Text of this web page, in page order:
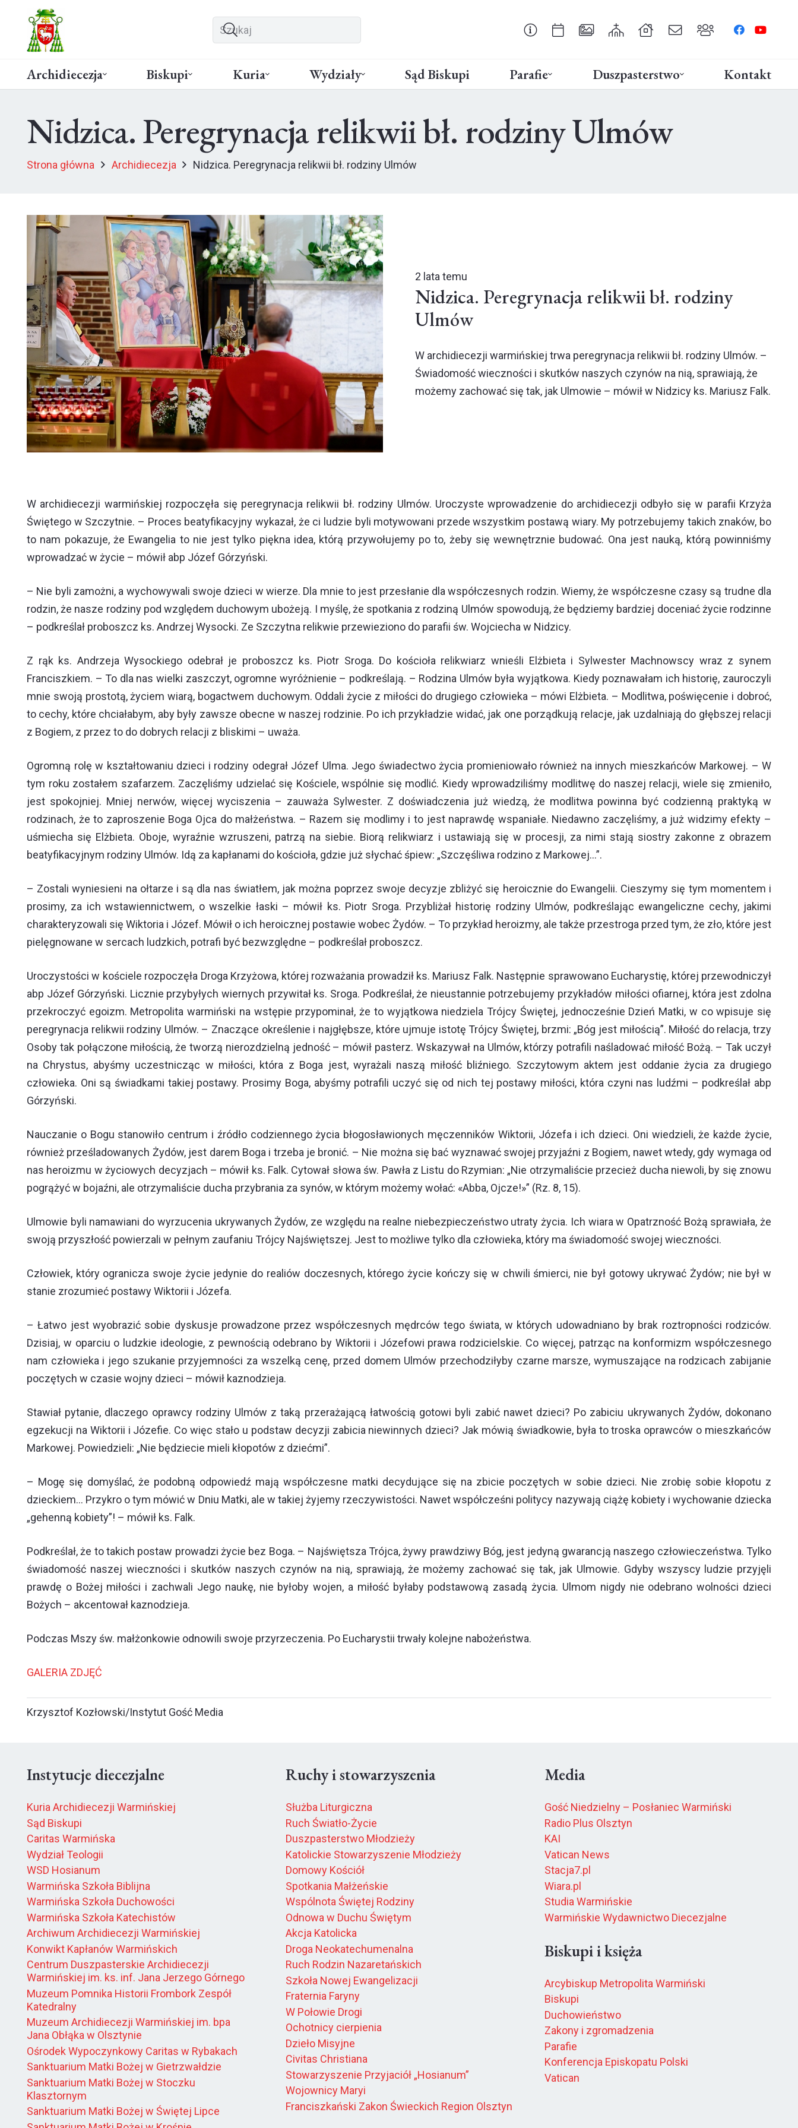
Archidiecezja Biskupi Kuria Wydziały Sąd Biskupi Parafie Duszpasterstwo Kontakt
Nidzica. Peregrynacja relikwii bł. rodziny Ulmów
Strona główna Archidiecezja Nidzica. Peregrynacja relikwii bł. rodziny Ulmów
2 lata temu
Nidzica. Peregrynacja relikwii bł. rodziny
Ulmów
W archidiecezji warmińskiej trwa peregrynacja relikwii bł. rodziny Ulmów. –
Świadomość wieczności i skutków naszych czynów na nią, sprawiają, że
możemy zachować się tak, jak Ulmowie – mówił w Nidzicy ks. Mariusz Falk.
W archidiecezji warmińskiej rozpoczęła się peregrynacja relikwii bł. rodziny Ulmów. Uroczyste wprowadzenie do archidiecezji odbyło się w parafii Krzyża
Świętego w Szczytnie. – Proces beatyfikacyjny wykazał, że ci ludzie byli motywowani przede wszystkim postawą wiary. My potrzebujemy takich znaków, bo
to nam pokazuje, że Ewangelia to nie jest tylko piękna idea, którą przywołujemy po to, żeby się wewnętrznie budować. Ona jest nauką, którą powinniśmy
wprowadzać w życie – mówił abp Józef Górzyński.
– Nie byli zamożni, a wychowywali swoje dzieci w wierze. Dla mnie to jest przesłanie dla współczesnych rodzin. Wiemy, że współczesne czasy są trudne dla
rodzin, że nasze rodziny pod względem duchowym ubożeją. I myślę, że spotkania z rodziną Ulmów spowodują, że będziemy bardziej doceniać życie rodzinne
– podkreślał proboszcz ks. Andrzej Wysocki. Ze Szczytna relikwie przewieziono do parafii św. Wojciecha w Nidzicy.
Z rąk ks. Andrzeja Wysockiego odebrał je proboszcz ks. Piotr Sroga. Do kościoła relikwiarz wnieśli Elżbieta i Sylwester Machnowscy wraz z synem
Franciszkiem. – To dla nas wielki zaszczyt, ogromne wyróżnienie – podkreślają. – Rodzina Ulmów była wyjątkowa. Kiedy poznawałam ich historię, zauroczyli
mnie swoją prostotą, życiem wiarą, bogactwem duchowym. Oddali życie z miłości do drugiego człowieka – mówi Elżbieta. – Modlitwa, poświęcenie i dobroć,
to cechy, które chciałabym, aby były zawsze obecne w naszej rodzinie. Po ich przykładzie widać, jak one porządkują relacje, jak uzdalniają do głębszej relacji
z Bogiem, z przez to do dobrych relacji z bliskimi – uważa.
Ogromną rolę w kształtowaniu dzieci i rodziny odegrał Józef Ulma. Jego świadectwo życia promieniowało również na innych mieszkańców Markowej. – W
tym roku zostałem szafarzem. Zaczęliśmy udzielać się Kościele, wspólnie się modlić. Kiedy wprowadziliśmy modlitwę do naszej relacji, wiele się zmieniło,
jest spokojniej. Mniej nerwów, więcej wyciszenia – zauważa Sylwester. Z doświadczenia już wiedzą, że modlitwa powinna być codzienną praktyką w
rodzinach, że to zaproszenie Boga Ojca do małżeństwa. – Razem się modlimy i to jest naprawdę wspaniałe. Niedawno zaczęliśmy, a już widzimy efekty –
uśmiecha się Elżbieta. Oboje, wyraźnie wzruszeni, patrzą na siebie. Biorą relikwiarz i ustawiają się w procesji, za nimi stają siostry zakonne z obrazem
beatyfikacyjnym rodziny Ulmów. Idą za kapłanami do kościoła, gdzie już słychać śpiew: „Szczęśliwa rodzino z Markowej…”.
– Zostali wyniesieni na ołtarze i są dla nas światłem, jak można poprzez swoje decyzje zbliżyć się heroicznie do Ewangelii. Cieszymy się tym momentem i
prosimy, za ich wstawiennictwem, o wszelkie łaski – mówił ks. Piotr Sroga. Przybliżał historię rodziny Ulmów, podkreślając ewangeliczne cechy, jakimi
charakteryzowali się Wiktoria i Józef. Mówił o ich heroicznej postawie wobec Żydów. – To przykład heroizmy, ale także przestroga przed tym, że zło, które jest
pielęgnowane w sercach ludzkich, potrafi być bezwzględne – podkreślał proboszcz.
Uroczystości w kościele rozpoczęła Droga Krzyżowa, której rozważania prowadził ks. Mariusz Falk. Następnie sprawowano Eucharystię, której przewodniczył
abp Józef Górzyński. Licznie przybyłych wiernych przywitał ks. Sroga. Podkreślał, że nieustannie potrzebujemy przykładów miłości ofiarnej, która jest zdolna
przekroczyć egoizm. Metropolita warmiński na wstępie przypominał, że to wyjątkowa niedziela Trójcy Świętej, jednocześnie Dzień Matki, w co wpisuje się
peregrynacja relikwii rodziny Ulmów. – Znaczące określenie i najgłębsze, które ujmuje istotę Trójcy Świętej, brzmi: „Bóg jest miłością”. Miłość do relacja, trzy
Osoby tak połączone miłością, że tworzą nierozdzielną jedność – mówił pasterz. Wskazywał na Ulmów, którzy potrafili naśladować miłość Bożą. – Tak uczył
na Chrystus, abyśmy uczestnicząc w miłości, która z Boga jest, wyrażali naszą miłość bliźniego. Szczytowym aktem jest oddanie życia za drugiego
człowieka. Oni są świadkami takiej postawy. Prosimy Boga, abyśmy potrafili uczyć się od nich tej postawy miłości, która czyni nas ludźmi – podkreślał abp
Górzyński.
Nauczanie o Bogu stanowiło centrum i źródło codziennego życia błogosławionych męczenników Wiktorii, Józefa i ich dzieci. Oni wiedzieli, że każde życie,
również prześladowanych Żydów, jest darem Boga i trzeba je bronić. – Nie można się bać wyznawać swojej przyjaźni z Bogiem, nawet wtedy, gdy wymaga od
nas heroizmu w życiowych decyzjach – mówił ks. Falk. Cytował słowa św. Pawła z Listu do Rzymian: „Nie otrzymaliście przecież ducha niewoli, by się znowu
pogrążyć w bojaźni, ale otrzymaliście ducha przybrania za synów, w którym możemy wołać: «Abba, Ojcze!»” (Rz. 8, 15).
Ulmowie byli namawiani do wyrzucenia ukrywanych Żydów, ze względu na realne niebezpieczeństwo utraty życia. Ich wiara w Opatrzność Bożą sprawiała, że
swoją przyszłość powierzali w pełnym zaufaniu Trójcy Najświętszej. Jest to możliwe tylko dla człowieka, który ma świadomość swojej wieczności.
Człowiek, który ogranicza swoje życie jedynie do realiów doczesnych, którego życie kończy się w chwili śmierci, nie był gotowy ukrywać Żydów; nie był w
stanie zrozumieć postawy Wiktorii i Józefa.
– Łatwo jest wyobrazić sobie dyskusje prowadzone przez współczesnych mędrców tego świata, w których udowadniano by brak roztropności rodziców.
Dzisiaj, w oparciu o ludzkie ideologie, z pewnością odebrano by Wiktorii i Józefowi prawa rodzicielskie. Co więcej, patrząc na konformizm współczesnego
nam człowieka i jego szukanie przyjemności za wszelką cenę, przed domem Ulmów przechodziłyby czarne marsze, wymuszające na rodzicach zabijanie
poczętych w czasie wojny dzieci – mówił kaznodzieja.
Stawiał pytanie, dlaczego oprawcy rodziny Ulmów z taką przerażającą łatwością gotowi byli zabić nawet dzieci? Po zabiciu ukrywanych Żydów, dokonano
egzekucji na Wiktorii i Józefie. Co więc stało u podstaw decyzji zabicia niewinnych dzieci? Jak mówią świadkowie, była to troska oprawców o mieszkańców
Markowej. Powiedzieli: „Nie będziecie mieli kłopotów z dziećmi”.
– Mogę się domyślać, że podobną odpowiedź mają współczesne matki decydujące się na zbicie poczętych w sobie dzieci. Nie zrobię sobie kłopotu z
dzieckiem… Przykro o tym mówić w Dniu Matki, ale w takiej żyjemy rzeczywistości. Nawet współcześni politycy nazywają ciążę kobiety i wychowanie dziecka
„gehenną kobiety”! – mówił ks. Falk.
Podkreślał, że to takich postaw prowadzi życie bez Boga. – Najświętsza Trójca, żywy prawdziwy Bóg, jest jedyną gwarancją naszego człowieczeństwa. Tylko
świadomość naszej wieczności i skutków naszych czynów na nią, sprawiają, że możemy zachować się tak, jak Ulmowie. Gdyby wszyscy ludzie przyjęli
prawdę o Bożej miłości i zachwali Jego naukę, nie byłoby wojen, a miłość byłaby podstawową zasadą życia. Ulmom nigdy nie odebrano wolności dzieci
Bożych – akcentował kaznodzieja.
Podczas Mszy św. małżonkowie odnowili swoje przyrzeczenia. Po Eucharystii trwały kolejne nabożeństwa.
GALERIA ZDJĘĆ
Krzysztof Kozłowski/Instytut Gość Media
Instytucje diecezjalne
Kuria Archidiecezji Warmińskiej
Sąd Biskupi
Caritas Warmińska
Wydział Teologii
WSD Hosianum
Warmińska Szkoła Biblijna
Warmińska Szkoła Duchowości
Warmińska Szkoła Katechistów
Archiwum Archidiecezji Warmińskiej
Konwikt Kapłanów Warmińskich
Centrum Duszpasterskie Archidiecezji
Warmińskiej im. ks. inf. Jana Jerzego Górnego
Muzeum Pomnika Historii Frombork Zespół
Katedralny
Muzeum Archidiecezji Warmińskiej im. bpa
Jana Obłąka w Olsztynie
Ośrodek Wypoczynkowy Caritas w Rybakach
Sanktuarium Matki Bożej w Gietrzwałdzie
Sanktuarium Matki Bożej w Stoczku
Klasztornym
Sanktuarium Matki Bożej w Świętej Lipce
Ruchy i stowarzyszenia
Służba Liturgiczna
Ruch Światło-Życie
Duszpasterstwo Młodzieży
Katolickie Stowarzyszenie Młodzieży
Domowy Kościół
Spotkania Małżeńskie
Wspólnota Świętej Rodziny
Odnowa w Duchu Świętym
Akcja Katolicka
Droga Neokatechumenalna
Ruch Rodzin Nazaretańskich
Szkoła Nowej Ewangelizacji
Fraternia Faryny
W Połowie Drogi
Ochotnicy cierpienia
Dzieło Misyjne
Civitas Christiana
Stowarzyszenie Przyjaciół „Hosianum”
Wojownicy Maryi
Franciszkański Zakon Świeckich Region Olsztyn
Media
Gość Niedzielny – Posłaniec Warmiński
Radio Plus Olsztyn
KAI
Vatican News
Stacja7.pl
Wiara.pl
Studia Warmińskie
Warmińskie Wydawnictwo Diecezjalne
Biskupi i księża
Arcybiskup Metropolita Warmiński
Biskupi
Duchowieństwo
Zakony i zgromadzenia
Parafie
Konferencja Episkopatu Polski
Vatican